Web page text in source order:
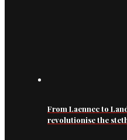
From Laennec to
revolutionise the